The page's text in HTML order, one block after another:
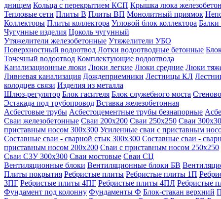
днищем Кольца с перекрытием КСП Крышка люка
Тепловые сети Плиты В Плиты ВП Монолитный приямок
Коллекторы Плиты коллектора Угловой блок коллектора Балки
Чугунные изделия Цоколь чугунный
Утяжелители железобетонные Утяжелители УБО
Поверхностный водоотвод Лотки водоотводные бетонные
Точечный водоотвод Комплектующие водоотвода
Канализационные люки Люки легкие Люки средние Люки
Ливневая канализация Дождеприемники Лестницы КЛ
колодцев связи Изделия из металла
Шлюз-регулятор Блок гасителя Блок служебного моста
Эстакада под трубопровод Вставка железобетонная
Асбестовые трубы Асбестоцементные трубы безнапорные
Сваи железобетонные Сваи 200х200 Сваи 250х250 Сваи
приставным носом 300х300 Усиленные сваи с приставным
Составные сваи - сварной стык 300х300 Составные сваи -
приставным носом 200х200 Сваи с приставным носом 250х250
Сваи С3У 300х300 Сваи мостовые Сваи СЦ
Вентиляционные блоки Вентиляционные блоки БВ
Плиты покрытия Ребристые плиты Ребристые плиты 1П
3ПГ Ребристые плиты 4ПГ Ребристые плиты 4ПЛ Ребристые
Фундамент под колонну Фундаменты Ф Блок-стакан верхний